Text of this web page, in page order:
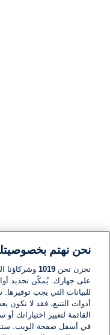
نحن نهتم
نخزن نحن 1019 وشركاؤنا
على جهازك. يُمكّن تحديد
للبيانات التي يجب
أدوات التتبع، فقد لا
القائمة لتغيير
في أسفل صفحة الويب. ستؤثر